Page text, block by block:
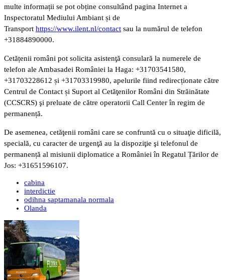
multe informații se pot obține consultând pagina Internet a
Inspectoratul Mediului Ambiant și de
Transport https://www.ilent.nl/contact sau la numărul de telefon
+31884890000.
Cetățenii români pot solicita asistenţă consulară la numerele de
telefon ale Ambasadei României la Haga: +31703541580,
+31703228612 și +31703319980, apelurile fiind redirecționate către
Centrul de Contact și Suport al Cetăţenilor Români din Străinătate
(CCSCRS) şi preluate de către operatorii Call Center în regim de
permanență.
De asemenea, cetăţenii români care se confruntă cu o situaţie dificilă,
specială, cu caracter de urgenţă au la dispoziţie şi telefonul de
permanență al misiunii diplomatice a României în Regatul Țărilor de
Jos: +31651596107.
cabina
interdictie
odihna saptamanala normala
Olanda